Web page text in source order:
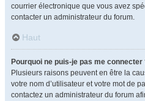
courrier électronique que vous avez
contacter un administrateur du forum.
Haut
Pourquoi ne puis-je pas me connecter
Plusieurs raisons peuvent en être la
votre nom d’utilisateur et votre mot de
contactez un administrateur du forum